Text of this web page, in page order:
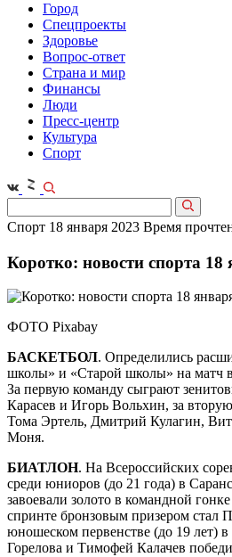
Город
Спецпроекты
Здоровье
Вопрос-ответ
Страна и мир
Финансы
Люди
Пресс-центр
Культура
Спорт
Спорт 18 января 2023 Время
Коротко: новости спорта 18
ФОТО Pixabay
БАСКЕТБОЛ. Определились
школы» и «Старой школы» на матч
За первую команду сыграют
Карасев и Игорь Вольхин, за
Тома Эртель, Дмитрий Кулагин,
Моня.
БИАТЛОН. На Всероссийских
среди юниоров (до 21 года) в
завоевали золото в командной
спринте бронзовым призером стал
юношеском первенстве (до 19 лет)
Горелова и Тимофей Калачев